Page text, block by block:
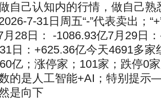
自己认知内的行情，做自己
7-31日周五“-”代表卖出；
月28日： -1086.93亿7月29日
日：+625.36亿今天4691多
亿；涨停家；101家；跌停0
的是人工智能+AI；特别提
是向下